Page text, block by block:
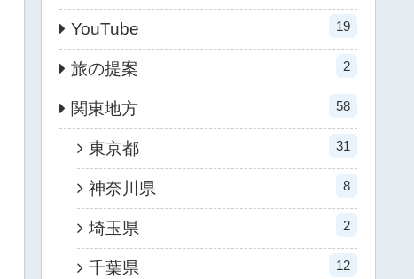
YouTube 19
旅の提案 2
関東地方 58
東京都 31
神奈川県 8
埼玉県 2
千葉県 12